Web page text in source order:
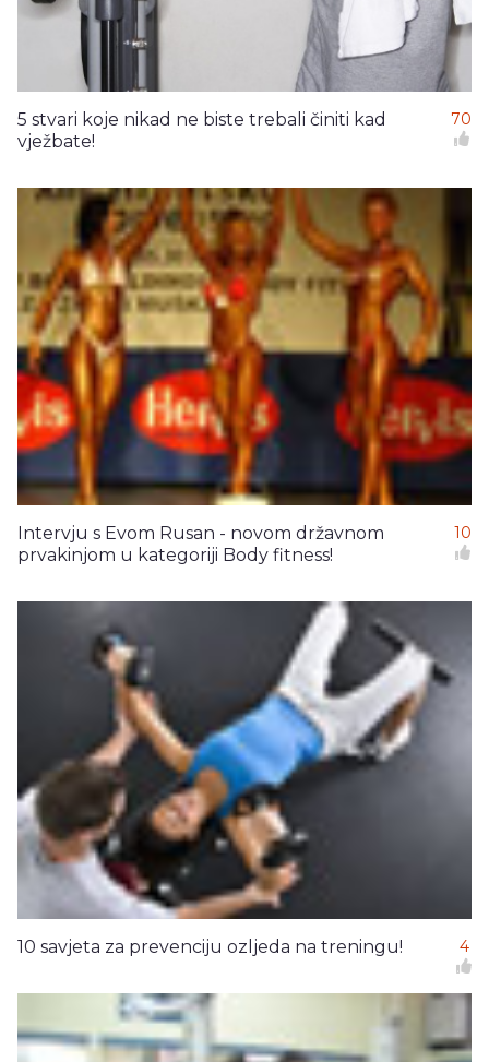
5 stvari koje nikad ne biste trebali činiti kad
vježbate!
70
Intervju s Evom Rusan - novom državnom
prvakinjom u kategoriji Body fitness!
10
10 savjeta za prevenciju ozljeda na treningu! 4